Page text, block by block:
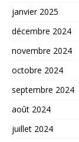
janvier 2025
décembre 2024
novembre 2024
octobre 2024
septembre 2024
août 2024
juillet 2024